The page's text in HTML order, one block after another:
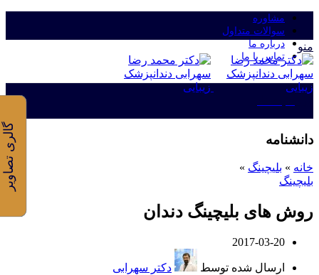
مشاوره
سوالات متداول
درباره ما
تماس با ما
منو
دانشنامه
خانه » بلیچینگ »
بلیچینگ
روش های بلیچینگ دندان
2017-03-20
ارسال شده توسط دکتر سهرابی
گالری تصاویر